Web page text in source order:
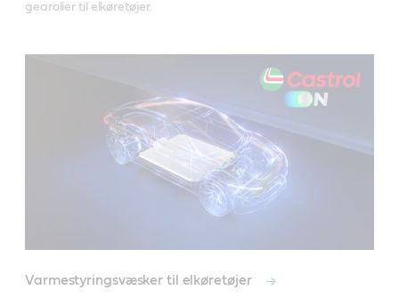
gearolier til elkøretøjer.
Varmestyringsvæsker til elkøretøjer